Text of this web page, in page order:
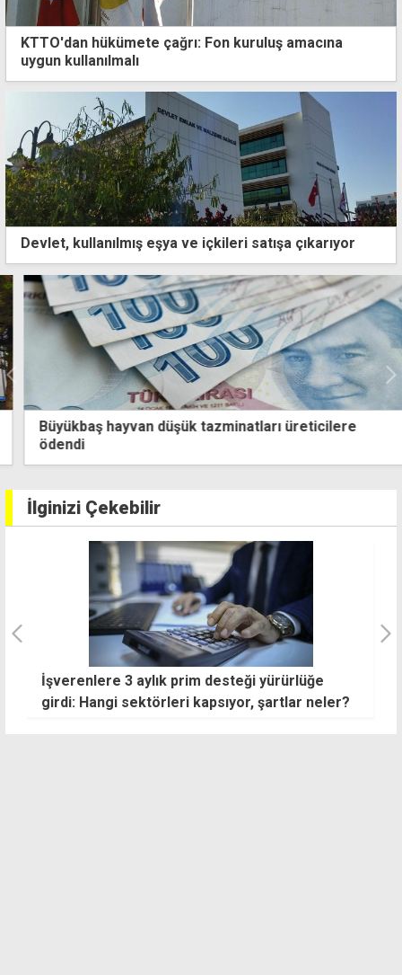
KTTO'dan hükümete çağrı: Fon kuruluş amacına
uygun kullanılmalı
Devlet, kullanılmış eşya ve içkileri satışa çıkarıyor
Büyükbaş hayvan düşük tazminatları üreticilere
ödendi
İlginizi Çekebilir
İşverenlere 3 aylık prim desteği yürürlüğe
girdi: Hangi sektörleri kapsıyor, şartlar neler?